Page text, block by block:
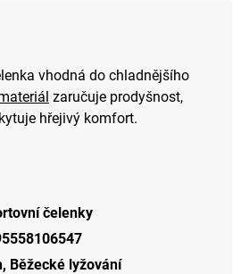
vhodná do chladnějšího
zaručuje prodyšnost,
hřejivý komfort.
čelenky
, Běžecké lyžování